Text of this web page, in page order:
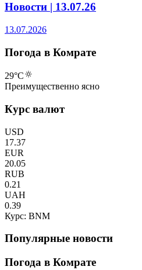
Новости | 13.07.26
13.07.2026
Погода в Комрате
29°C
Преимущественно ясно
Курс валют
USD
17.37
EUR
20.05
RUB
0.21
UAH
0.39
Курс: BNM
Популярные новости
Погода в Комрате